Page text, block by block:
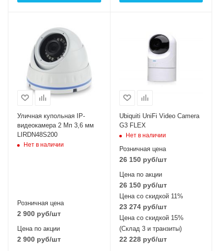
Уличная купольная IP-
видеокамера 2 Мп 3,6 мм
LIRDN48S200
Нет в наличии
Розничная цена
2 900 руб/шт
Цена по акции
2 900 руб/шт
Ubiquiti UniFi Video Camera
G3 FLEX
Нет в наличии
Розничная цена
26 150руб/шт
Цена по акции
26 150руб/шт
Цена со скидкой 11%
23 274руб/шт
Цена со скидкой 15%
(Склад 3 и транзиты)
22 228руб/шт